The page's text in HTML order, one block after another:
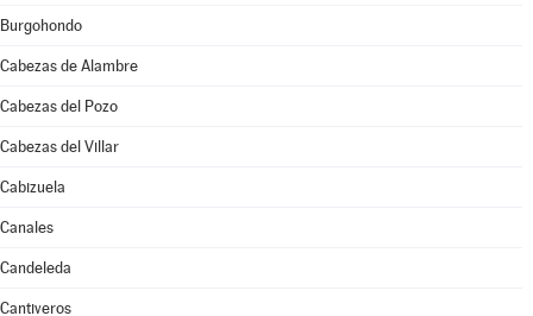
Burgohondo
Cabezas de Alambre
Cabezas del Pozo
Cabezas del Villar
Cabizuela
Canales
Candeleda
Cantiveros